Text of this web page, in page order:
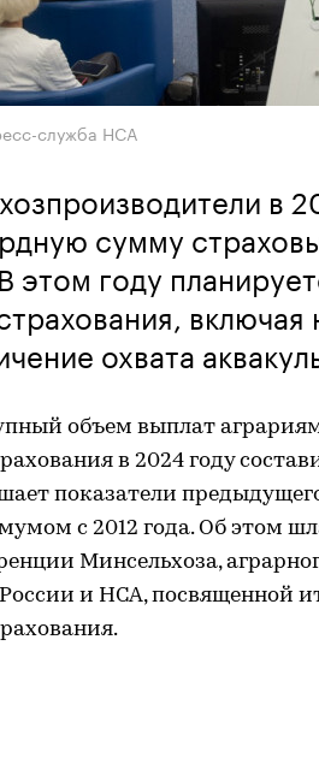
служба НСА
в
сумму
этом году
охвата
объем выплат
в 2024 году
показатели
с 2012 года. Об этом
Минсельхоза,
и НСА, посвященной